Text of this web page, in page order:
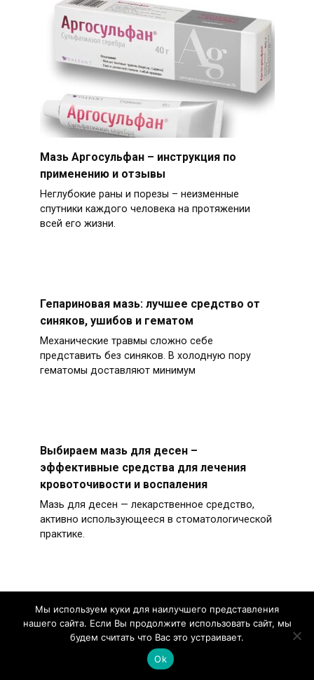
Мазь Аргосульфан – инструкция по
применению и отзывы
Неглубокие раны и порезы – неизменные
спутники каждого человека на протяжении
всей его жизни.
Гепариновая мазь: лучшее средство от
синяков, ушибов и гематом
Механические травмы сложно себе
представить без синяков. В холодную пору
гематомы доставляют минимум
Выбираем мазь для десен –
эффективные средства для лечения
кровоточивости и воспаления
Мазь для десен — лекарственное средство,
активно использующееся в стоматологической
практике.
Серная мазь от лишая: эффективность
лечения, подробная инструкция по
применению, обзор аналогов и отзывы
Серная мазь — лекарственное средство с
Мы используем куки для наилучшего представления
нашего сайта. Если Вы продолжите использовать сайт, мы
будем считать что Вас это устраивает.
Ok